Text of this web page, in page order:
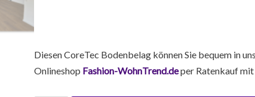
Diesen CoreTec Bodenbelag können Sie bequem in
Onlineshop Fashion-WohnTrend.deper Ratenkauf